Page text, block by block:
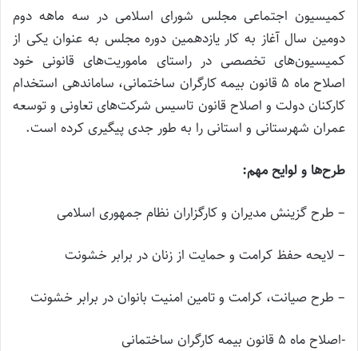
کمیسیون اجتماعی مجلس شورای اسلامی در سه ماهه دوم
دومین سال آغاز به کار یازدهمین دوره مجلس به عنوان یکی از
کمیسیون‌های تخصصی در راستای ماموریت‌های قانونی خود
اصلاح ماه ۵ قانون بیمه کارگران ساختمانی، ساماندهی استخدام
کارکنان دولت و اصلاح قانون تاسیس شرکت‌های تعاونی و توسعه
عمران شهرستانی و استانی را به طور جدی پیگیری کرده است.
طرح‌ها و لوایح مهم:
– طرح گزینش مدیران و کارگزاران نظام جمهوری اسلامی
– لایحه حفظ کرامت و حمایت از زنان در برابر خشونت
– طرح صیانت، کرامت و تامین امنیت بانوان در برابر خشونت
-اصلاح ماه ۵ قانون بیمه کارگران ساختمانی